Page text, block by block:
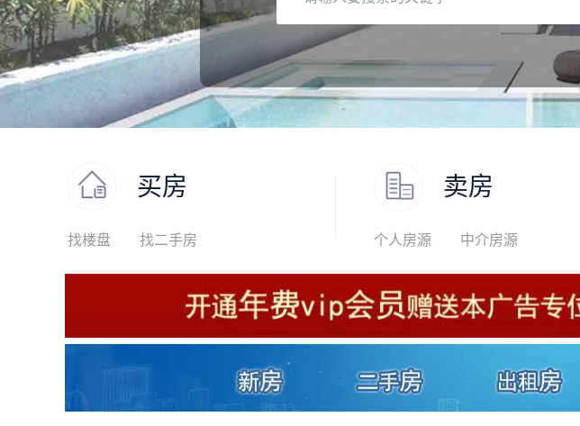
买房
找楼盘 找二手房
卖房
个人房源 中介房源